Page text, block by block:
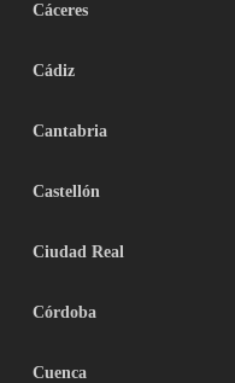
Cáceres
Cádiz
Cantabria
Castellón
Ciudad Real
Córdoba
Cuenca